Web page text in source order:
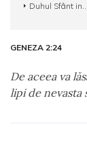
Duhul Sfânt in...
GENEZA 2:24
De aceea va
lipi de nevasta